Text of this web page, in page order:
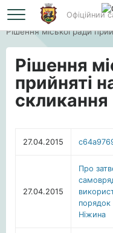
Офіційний
Головна
Рішення міської ради
Рішення
прийняті
скликання
27.04.2015
27.04.2015
Про
порядок
Ніжина